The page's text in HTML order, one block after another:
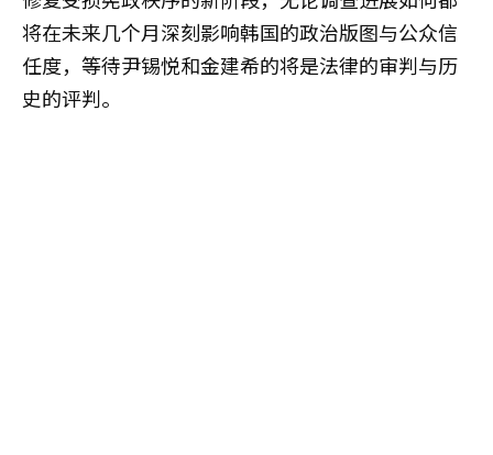
将在未来几个月深刻影响韩国的政治版图与公众信
任度，等待尹锡悦和金建希的将是法律的审判与历
史的评判。